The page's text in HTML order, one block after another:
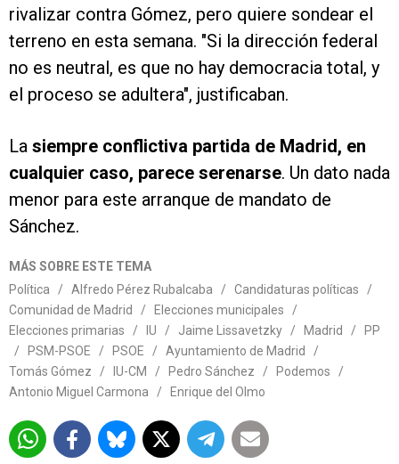
rivalizar contra Gómez, pero quiere sondear el
terreno en esta semana. "Si la dirección federal
no es neutral, es que no hay democracia total, y
el proceso se adultera", justificaban.
La siempre conflictiva partida de Madrid, en
cualquier caso, parece serenarse. Un dato nada
menor para este arranque de mandato de
Sánchez.
MÁS SOBRE ESTE TEMA
Política
/ Alfredo Pérez Rubalcaba / Candidaturas políticas
/
Comunidad de Madrid
/ Elecciones municipales
/
Elecciones primarias
/ IU / Jaime Lissavetzky / Madrid /
PP
/
PSM-PSOE / PSOE / Ayuntamiento de Madrid
/
Tomás Gómez
/ IU-CM / Pedro Sánchez / Podemos
/
Antonio Miguel Carmona
/ Enrique del Olmo